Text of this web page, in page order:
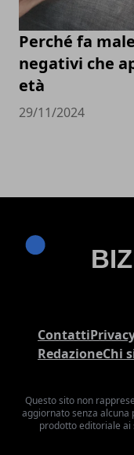
Perché fa
negativi che
età
29/11/2024
Contatti
RedazioneChi
Questo sito non
aggiornato senza
prodotto editoriale ai